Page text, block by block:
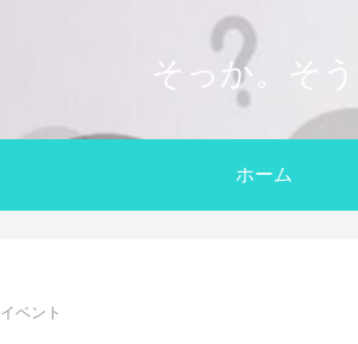
そっか。そ
ホーム
イベント